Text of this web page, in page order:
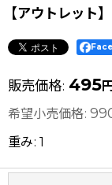
【アウトレット
販売価格: 495円
希望小売価格:
重み: 1